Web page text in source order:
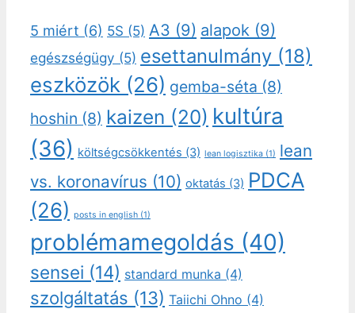
5 miért (6) 5S (5) A3 (9) alapok (9)
egészségügy (5) esettanulmány (18)
eszközök (26) gemba-séta (8)
hoshin (8) kaizen (20) kultúra
(36) költségcsökkentés (3) lean logisztika (1) lean
vs. koronavírus (10) oktatás (3) PDCA
(26) posts in english (1)
problémamegoldás (40)
sensei (14) standard munka (4)
szolgáltatás (13) Taiichi Ohno (4)